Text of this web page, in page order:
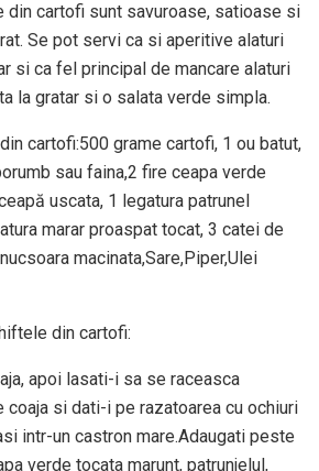
din cartofi sunt savuroase, satioase si
Se pot servi ca si aperitive alaturi
si ca fel principal de mancare alaturi
la gratar si o salata verde simpla.
cartofi:500 grame cartofi, 1 ou batut,
sau faina,2 fire ceapa verde
uscata, 1 legatura patrunel
marar proaspat tocat, 3 catei de
macinata,Sare,Piper,Ulei
din cartofi:
apoi lasati-i sa se raceasca
si dati-i pe razatoarea cu ochiuri
intr-un castron mare.Adaugati peste
verde tocata marunt, patrunjelul,